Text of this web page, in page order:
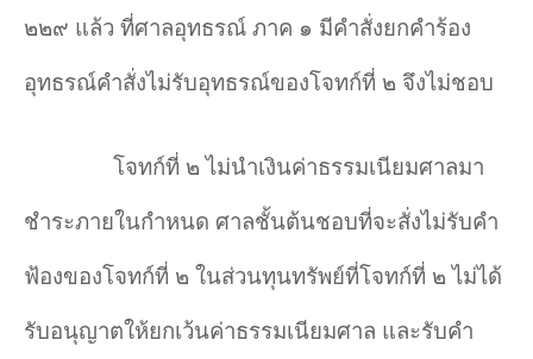
๒๒๙ แล้ว ที่ศาลอุทธรณ์ ภาค ๑ มีคำสั่งยกคำร้อง
อุทธรณ์คำสั่งไม่รับอุทธรณ์ของโจทก์ที่ ๒ จึงไม่ชอบ
โจทก์ที่ ๒ ไม่นำเงินค่าธรรมเนียมศาลมา
ชำระภายในกำหนด ศาลชั้นต้นชอบที่จะสั่งไม่รับคำ
ฟ้องของโจทก์ที่ ๒ ในส่วนทุนทรัพย์ที่โจทก์ที่ ๒ ไม่ได้
รับอนุญาตให้ยกเว้นค่าธรรมเนียมศาล และรับคำ